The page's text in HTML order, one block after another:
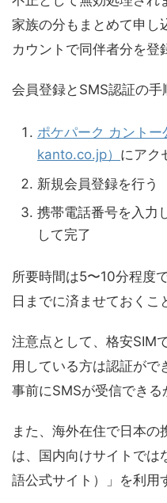
家族の分もまとめて申し
カウントで同伴者分を登
会員登録とSMS認証の手
ポケパーク カント
kanto.co.jp） にアク
新規会員登録を行う
携帯電話番号を入力
して完了
所要時間は5〜10分程度
日までに済ませておくこ
注意点として、格安SIM
用している方は認証がで
事前にSMSが受信できる
また、海外在住で日本
は、国内向けサイトで
語公式サイト）」を利用